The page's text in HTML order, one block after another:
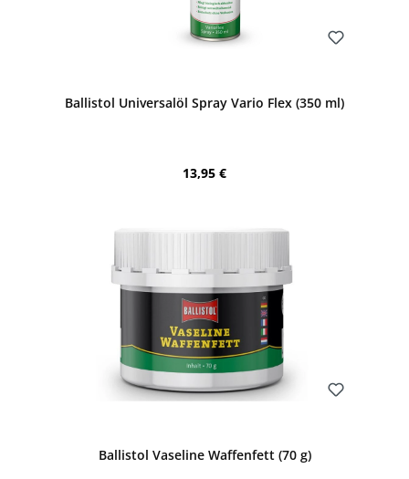
Ballistol Universalöl Spray Vario Flex (350 ml)
Regulärer Preis:
13,95 €
Ballistol Vaseline Waffenfett (70 g)